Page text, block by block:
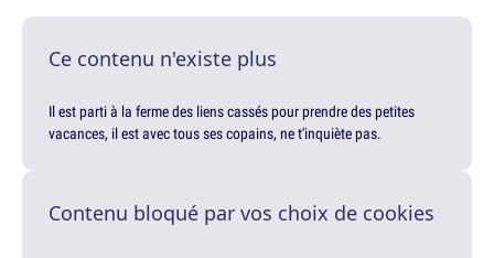
Ce contenu n'existe plus
Il est parti à la ferme des liens cassés pour prendre des petites
vacances, il est avec tous ses copains, ne t'inquiète pas.
Contenu bloqué par vos choix de cookies